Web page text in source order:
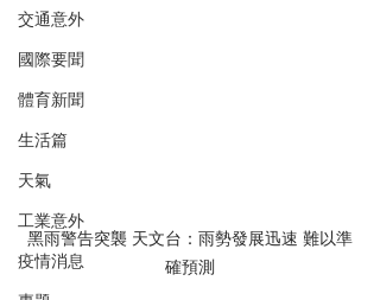
交通意外
國際要聞
體育新聞
生活篇
天氣
工業意外
疫情消息
黑雨警告突襲 天文台：雨勢發展迅速 難以準
確預測